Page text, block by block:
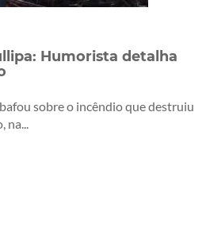
Humorista detalha
sobre o incêndio que destruiu
na...